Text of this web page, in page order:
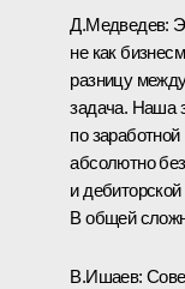
Д.Медведев:
не как
разницу
задача. Наша
по
абсолютно
и
В общей
В.Ишаев: